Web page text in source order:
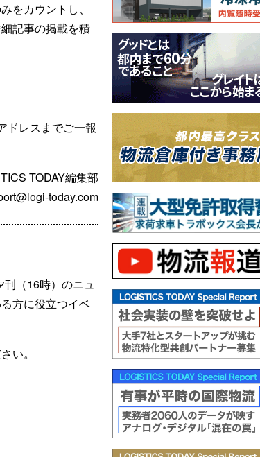
をカウントし、
記事の掲載を積
ドレスまでご一報
TODAY編集部
today.com
（16時）のニュ
方に役立つイベ
い。